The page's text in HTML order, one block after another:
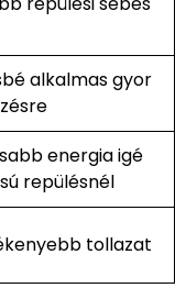
alkalmas gyor
energia igé
repülésnél
tollazat